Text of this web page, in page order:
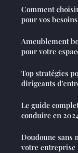
Comment
pour vos
Ameublement
pour votre
Top stratégies
dirigeants
Le guide
conduire en
Doudoune sans
votre entreprise